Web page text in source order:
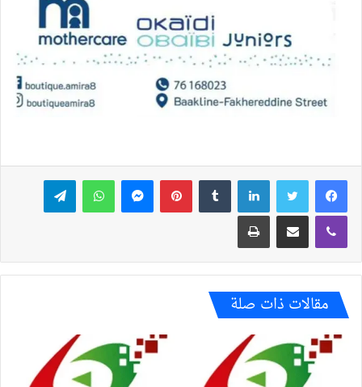
فيسبوك تويتر لينكدإن بينتيريستماسنجر واتساب تيلقرام
ڤايبر مشاركة عبر البريد طباعة
مقالات ذات صلة